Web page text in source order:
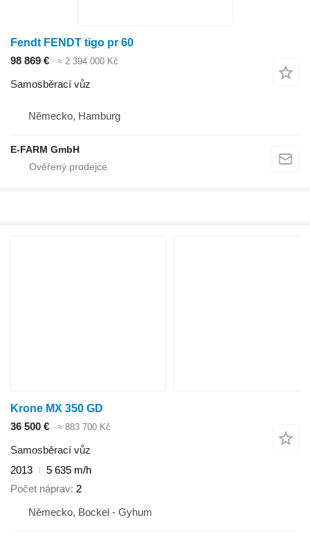
Fendt FENDT tigo pr 60
98 869 €
≈ 2 394 000 Kč
Samosběrací vůz
Německo, Hamburg
E-FARM GmbH
Krone MX 350 GD
36 500 €
≈ 883 700 Kč
Samosběrací vůz
2013
5 635 m/h
Počet náprav 2
Německo, Bockel - Gyhum